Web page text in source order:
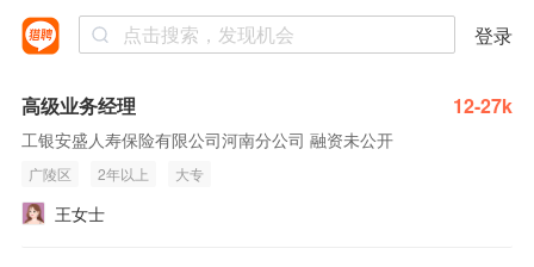
登录
高级业务经理 12-27k
工银安盛人寿保险有限公司河南分公司 融资未公开
广陵区 2年以上 大专
王女士